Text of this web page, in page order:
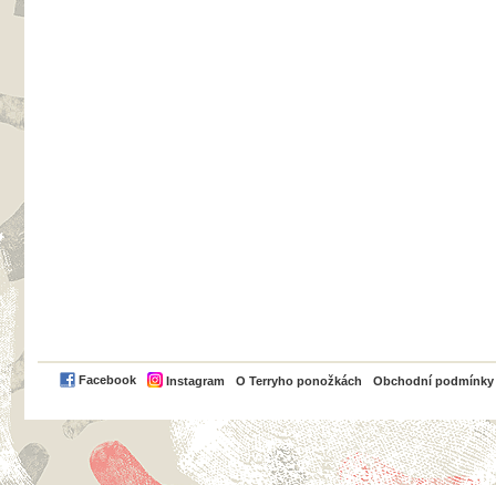
Facebook Instagram O Terryho ponožkách Obchodní podmínky
PayPal